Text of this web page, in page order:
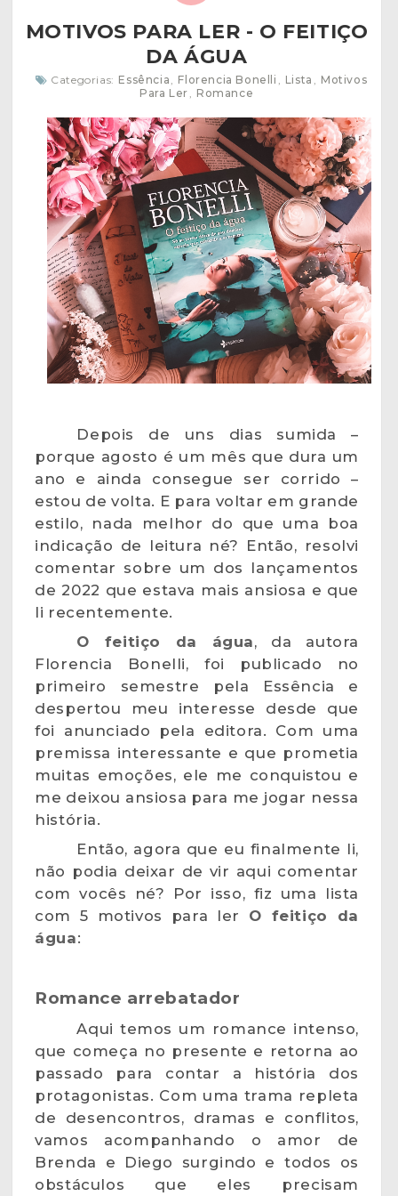
MOTIVOS PARA LER - O FEITIÇO
DA ÁGUA
Categorias: Essência , Florencia Bonelli , Lista , Motivos
Para Ler , Romance
Depois de uns dias sumida –
porque agosto é um mês que dura um
ano e ainda consegue ser corrido –
estou de volta. E para voltar em grande
estilo, nada melhor do que uma boa
indicação de leitura né? Então, resolvi
comentar sobre um dos lançamentos
de 2022 que estava mais ansiosa e que
li recentemente.
O feitiço da água, da autora
Florencia Bonelli, foi publicado no
primeiro semestre pela Essência e
despertou meu interesse desde que
foi anunciado pela editora. Com uma
premissa interessante e que prometia
muitas emoções, ele me conquistou e
me deixou ansiosa para me jogar nessa
história.
Então, agora que eu finalmente li,
não podia deixar de vir aqui comentar
com vocês né? Por isso, fiz uma lista
com 5 motivos para ler O feitiço da
água:
Romance arrebatador
Aqui temos um romance intenso,
que começa no presente e retorna ao
passado para contar a história dos
protagonistas. Com uma trama repleta
de desencontros, dramas e conflitos,
vamos acompanhando o amor de
Brenda e Diego surgindo e todos os
obstáculos que eles precisam